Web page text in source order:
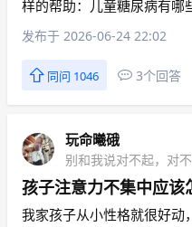
样的帮助：儿童糖尿病有哪
发布于 2026-06-24 22:02
同问 1046 3个回答
玩命曦硪
别和我说对不起，对
孩子注意力不集中应该
我家孩子从小性格就很好动